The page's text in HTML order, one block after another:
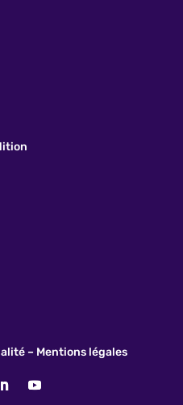
– Mentions légales